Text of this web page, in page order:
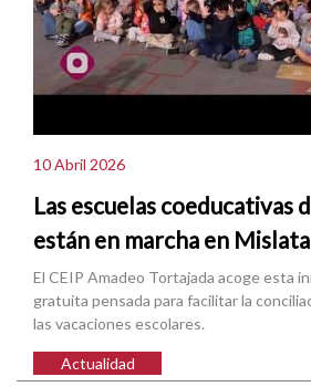
10 Abril 2026
Las escuelas coeducativas
están en marcha en Mislata
El CEIP Amadeo Tortajada acoge esta
gratuita pensada para facilitar la
las vacaciones escolares.
Actualidad